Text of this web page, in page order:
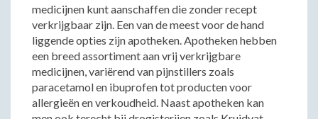
medicijnen kunt aanschaffen die zonder recept
verkrijgbaar zijn. Een van de meest voor de hand
liggende opties zijn apotheken. Apotheken hebben
een breed assortiment aan vrij verkrijgbare
medicijnen, variërend van pijnstillers zoals
paracetamol en ibuprofen tot producten voor
allergieën en verkoudheid. Naast apotheken kan